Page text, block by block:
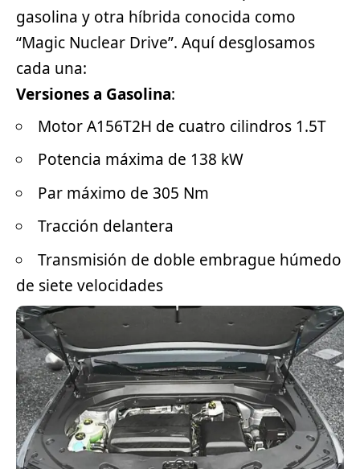
gasolina y otra híbrida conocida como
“Magic Nuclear Drive”. Aquí desglosamos
cada una:
Versiones a Gasolina:
Motor A156T2H de cuatro cilindros 1.5T
Potencia máxima de 138 kW
Par máximo de 305 Nm
Tracción delantera
Transmisión de doble embrague húmedo
de siete velocidades